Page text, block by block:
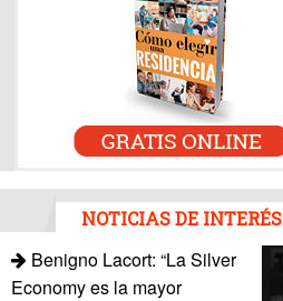
NOTICIAS DE INTERÉS
Benigno Lacort: “La Silver
Economy es la mayor